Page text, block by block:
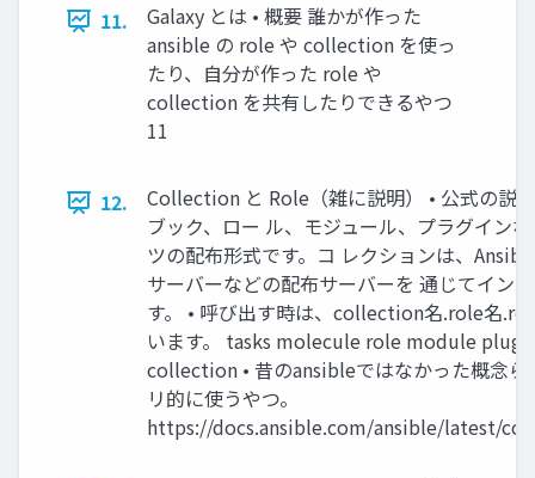
11.
Galaxy とは • 概要 誰かが作った
ansible の role や collection を使っ
たり、自分が作った role や
collection を共有したりできるやつ
11
12.
Collection と Role（雑に説明） • 公式の説
ブック、ロー ル、モジュール、プラグイン
ツの配布形式です。コ レクションは、
サーバーなどの配布サーバーを 通じてイン
す。 • 呼び出す時は、collection名.role名
います。 tasks molecule role module
collection • 昔のansibleではなかった概念ら
リ的に使うやつ。
https://docs.ansible.com/ansible/latest/